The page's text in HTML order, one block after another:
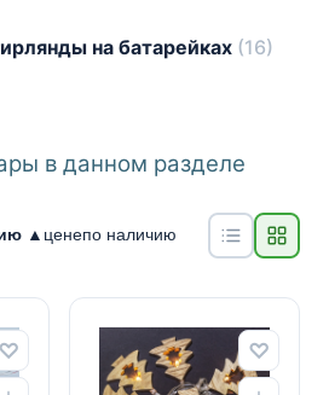
на батарейках (16)
в данном разделе
▲ ценепо наличию